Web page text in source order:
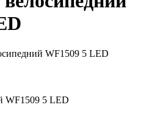
WF1509 5 LED